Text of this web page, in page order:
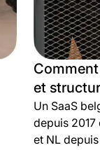
et
Un SaaS
depuis 2017
et NL